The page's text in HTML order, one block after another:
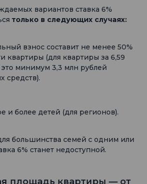
вариантов ставка 6%
только в следующих случаях:
взнос составит не менее 50%
квартиры (для квартиры за 6,59
минимум 3,3 млн рублей
средств).
и более детей (для регионов).
большинства семей с одним или
6% станет недоступной.
площадь квартиры — от